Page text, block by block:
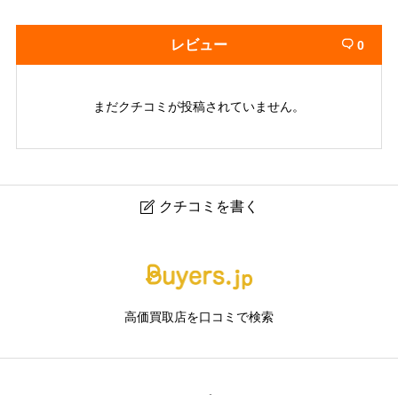
レビュー  0
まだクチコミが投稿されていません。
 クチコミを書く
任意
高価買取店を口コミで検索